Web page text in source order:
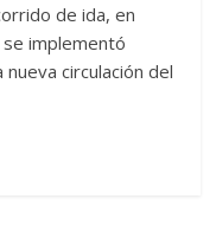
de ida, en
implementó
circulación del